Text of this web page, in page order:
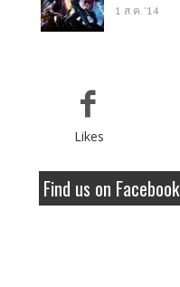
1 ส.ค. '14
Likes
Find us on Facebook